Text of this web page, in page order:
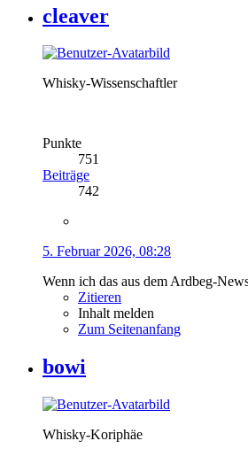
cleaver
Whisky-Wissenschaftler
Punkte
751
Beiträge
742
5. Februar 2026, 08:28
Wenn ich das aus dem Ardbeg-
Zitieren
Inhalt melden
Zum Seitenanfang
bowi
Whisky-Koriphäe